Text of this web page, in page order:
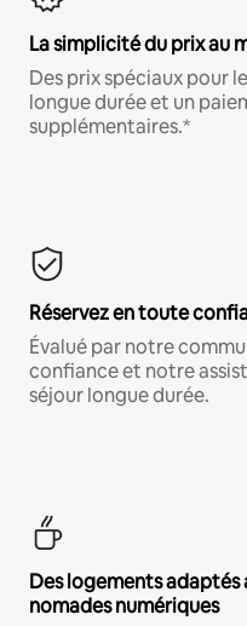
La simplicité du prix au
Des prix spéciaux pour
longue durée et un
supplémentaires.*
Réservez en toute
Évalué par notre
confiance et notre
séjour longue durée.
Des logements adaptés
nomades numériques